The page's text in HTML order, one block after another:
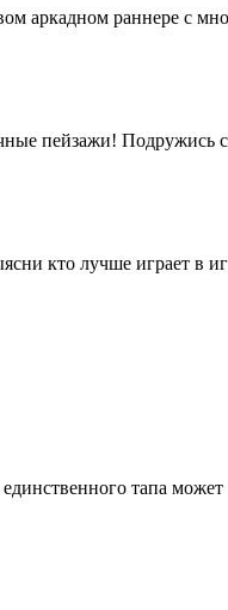
аркадном раннере с
пейзажи! Подружись
кто лучше играет в
тапа может